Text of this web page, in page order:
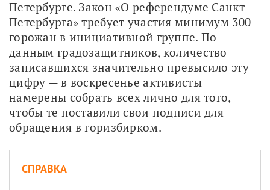
Петербурге. Закон «О референдуме Санкт-
Петербурга» требует участия минимум 300
горожан в инициативной группе. По
данным градозащитников, количество
записавшихся значительно превысило эту
цифру — в воскресенье активисты
намерены собрать всех лично для того,
чтобы те поставили свои подписи для
обращения в горизбирком.
СПРАВКА